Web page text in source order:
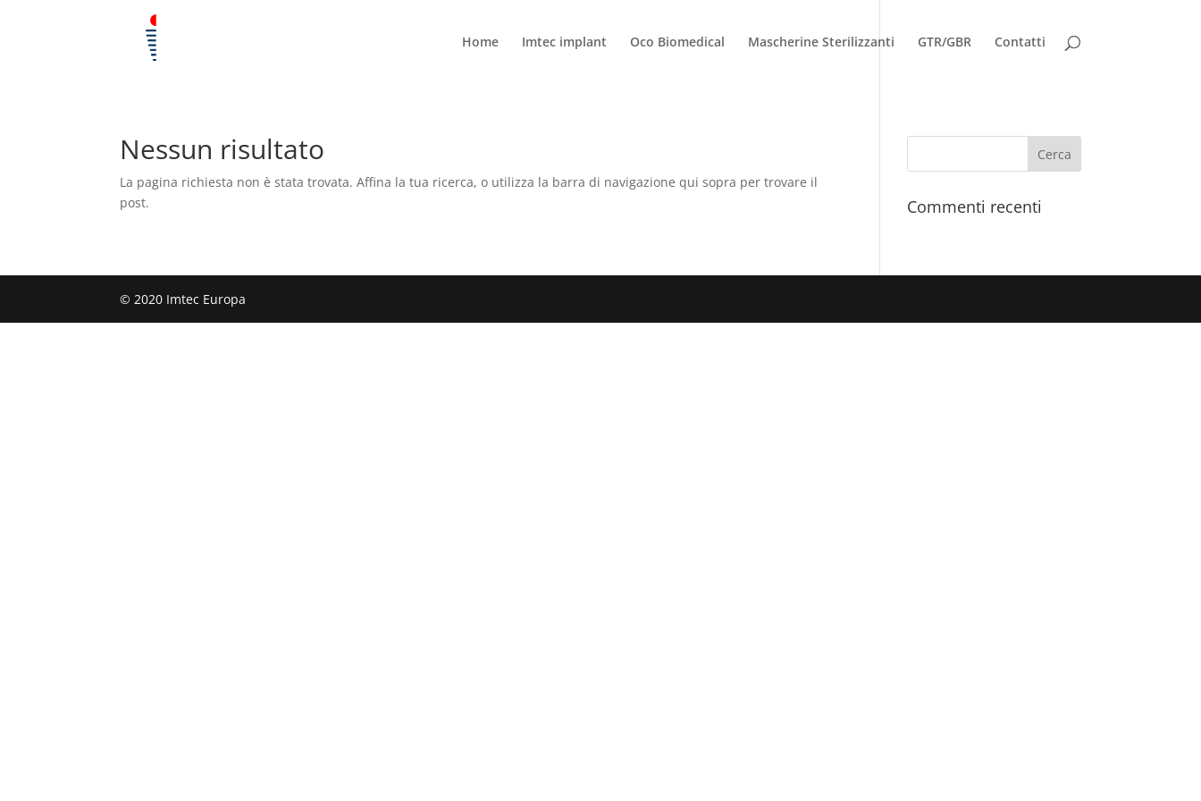
Home Imtec implant Oco Biomedical Mascherine Sterilizzanti GTR/GBR Contatti
Nessun risultato
La pagina richiesta non è stata trovata. Affina la tua ricerca, o utilizza la barra di navigazione qui sopra per trovare il
post.
Commenti recenti
© 2020 Imtec Europa